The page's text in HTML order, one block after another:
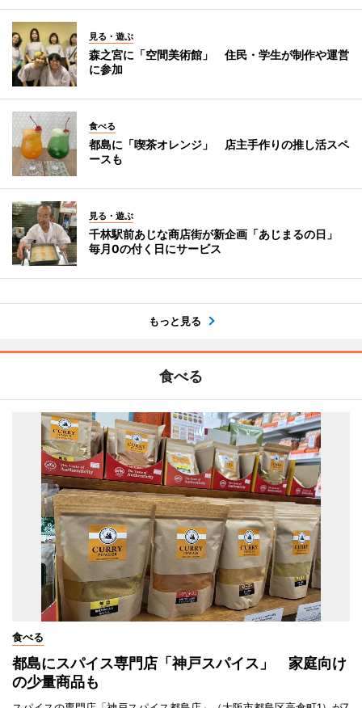
見る・遊ぶ
森之宮に「空間美術館」 住民・学生が制作や運営
に参加
食べる
都島に「喫茶オレンジ」 店主手作りの推し活スペ
ースも
見る・遊ぶ
千林駅前あじな商店街が新企画「あじまるの日」
毎月0の付く日にサービス
もっと見る
食べる
食べる
都島にスパイス専門店「神戸スパイス」 家庭向け
の少量商品も